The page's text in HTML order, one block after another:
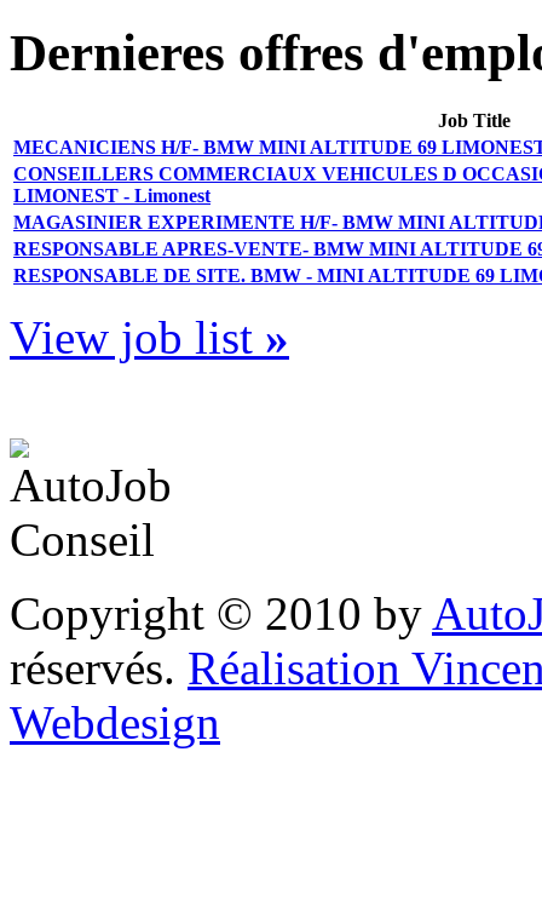
Dernieres offres
Job Title
MECANICIENS H/F- BMW MINI ALTITUDE 69
CONSEILLERS COMMERCIAUX VEHICULES D
LIMONEST - Limonest
MAGASINIER EXPERIMENTE H/F- BMW MINI
RESPONSABLE APRES-VENTE- BMW MINI ALTITUDE
RESPONSABLE DE SITE. BMW - MINI ALTITUDE 69
View job list »
Copyright © 2010 by
réservés. Réalisation
Webdesign